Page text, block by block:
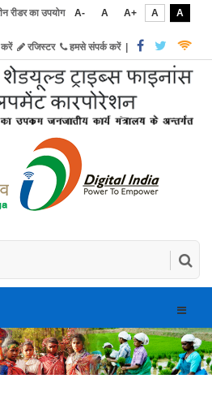
रीडर का उपयोग A- A A+ A
A
रजिस्टर हमसे संपर्क करें|
Toggle